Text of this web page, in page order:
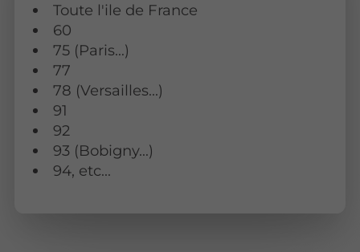
Toute l'ile de France
60
75 (Paris…)
77
78 (Versailles...)
91
92
93 (Bobigny…)
94, etc...